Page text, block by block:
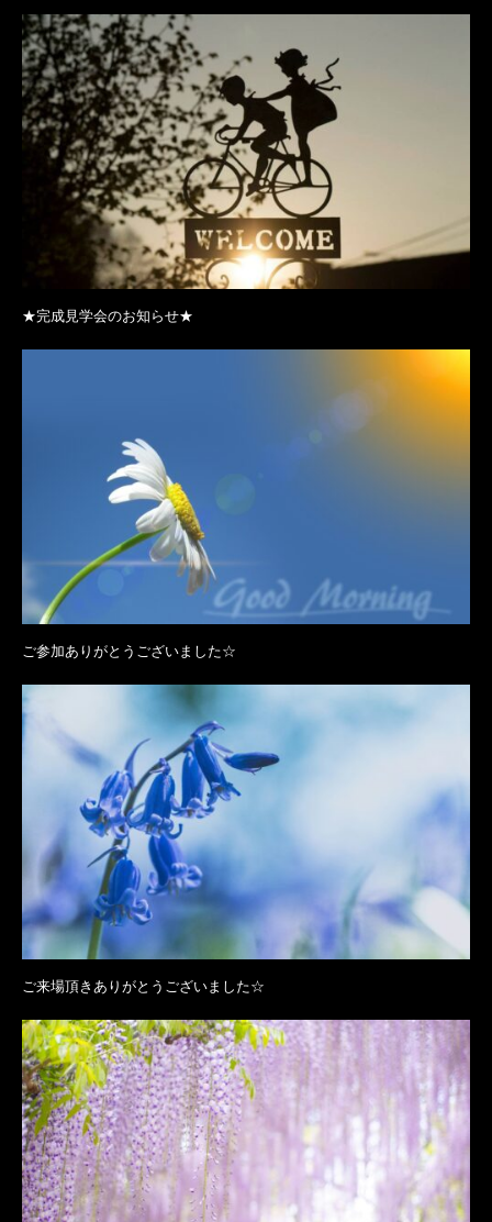
★完成見学会のお知らせ★
ご参加ありがとうございました☆
ご来場頂きありがとうございました☆